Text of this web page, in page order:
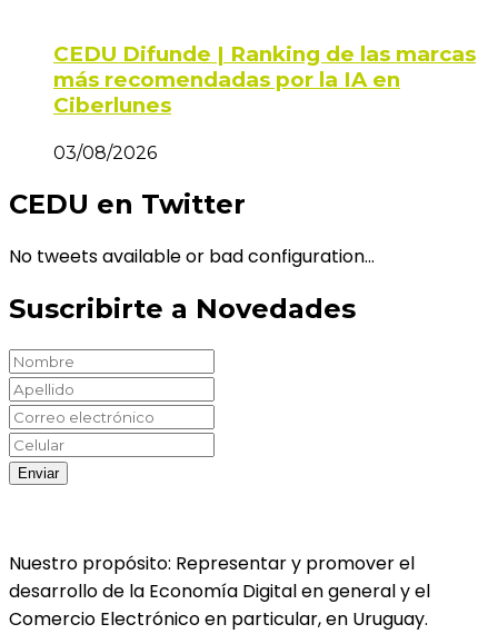
CEDU Difunde | Ranking de las marcas
más recomendadas por la IA en
Ciberlunes
03/08/2026
CEDU en Twitter
No tweets available or bad configuration...
Suscribirte a Novedades
Nuestro propósito: Representar y promover el
desarrollo de la Economía Digital en general y el
Comercio Electrónico en particular, en Uruguay.